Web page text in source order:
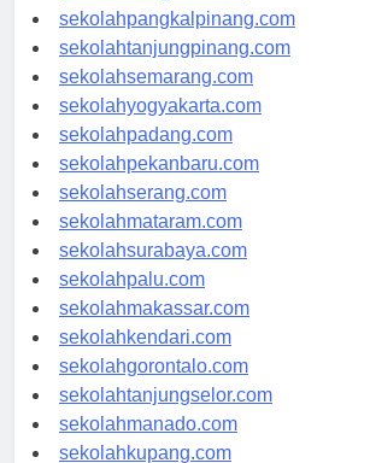
sekolahbengkulu.com
sekolahpangkalpinang.com
sekolahtanjungpinang.com
sekolahsemarang.com
sekolahyogyakarta.com
sekolahpadang.com
sekolahpekanbaru.com
sekolahserang.com
sekolahmataram.com
sekolahsurabaya.com
sekolahpalu.com
sekolahmakassar.com
sekolahkendari.com
sekolahgorontalo.com
sekolahtanjungselor.com
sekolahmanado.com